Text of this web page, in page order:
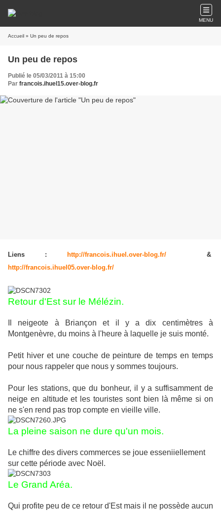
MENU
Accueil » Un peu de repos
Un peu de repos
Publié le 05/03/2011 à 15:00
Par francois.ihuel15.over-blog.fr
Liens : http://francois.ihuel.over-blog.fr/
&
http://francois.ihuel05.over-blog.fr/
Retour d'Est sur le Mélézin.
Il neigeote à Briançon et il y a dix centimètres à
Montgenèvre, du moins à l'heure à laquelle je suis monté.
Petit hiver et une couche de peinture de temps en temps
pour nous rappeler que nous y sommes toujours.
Pour les stations, que du bonheur, il y a suffisamment de
neige en altitude et les touristes sont bien là même si on
ne s'en rend pas trop compte en vieille ville.
La pleine saison ne dure qu'un mois.
Le chiffre des divers commerces se joue esseniiellement
sur cette période avec Noël.
Le Grand Aréa.
Qui profite peu de ce retour d'Est mais il ne possède aucun